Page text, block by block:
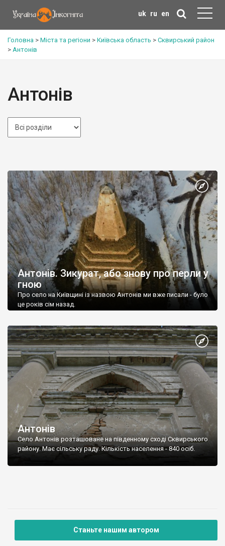
uk ru en
Головна > Міста та регіони > Київська область > Сквирський район
> Антонів
Антонів
Антонів. Зикурат, або знову про перли у
гною
Про село на Київщині із назвою Антонів ми вже писали - було
це років сім назад.
Антонів
Село Антонів розташоване на південному сході Сквирського
району. Має сільську раду. Кількість населення - 840 осіб.
Станьте нашим автором